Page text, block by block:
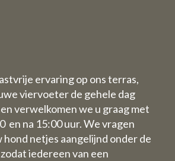
ervaring op ons terras,
viervoeter de gehele dag
verwelkomen we u graag met
en na 15:00 uur. We vragen
netjes aangelijnd onder de
iedereen van een
B&B:
3 Augustus tot en
zijn wij ook
voor overnachtingen